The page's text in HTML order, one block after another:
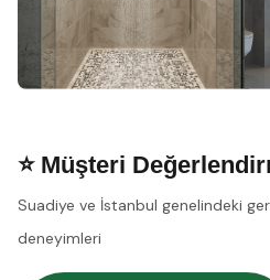
⭐ Müşteri
Suadiye ve İstanbul genelindeki
deneyimleri